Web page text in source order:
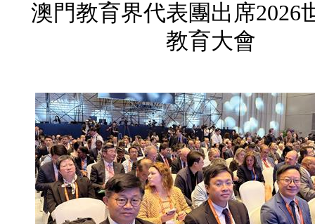
澳門教育界代表團出席2026
教育大會